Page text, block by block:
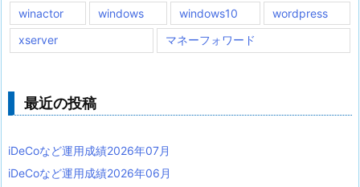
winactor
windows windows10
wordpress
xserver
マネーフォワード
最近の投稿
iDeCoなど運用成績2026年07月
iDeCoなど運用成績2026年06月